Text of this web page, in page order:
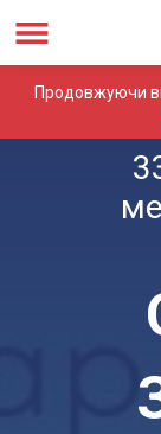
Продовжуючи